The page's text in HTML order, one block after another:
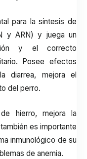
para la síntesis de
y ARN) y juega un
y el correcto
Posee efectos
diarrea, mejora el
del perro.
hierro, mejora la
es importante
inmunológico de su
de anemia.